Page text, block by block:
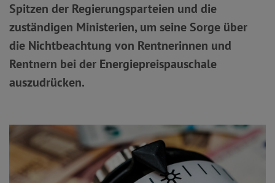
Spitzen der Regierungsparteien und die
zuständigen Ministerien, um seine Sorge über
die Nichtbeachtung von Rentnerinnen und
Rentnern bei der Energiepreispauschale
auszudrücken.